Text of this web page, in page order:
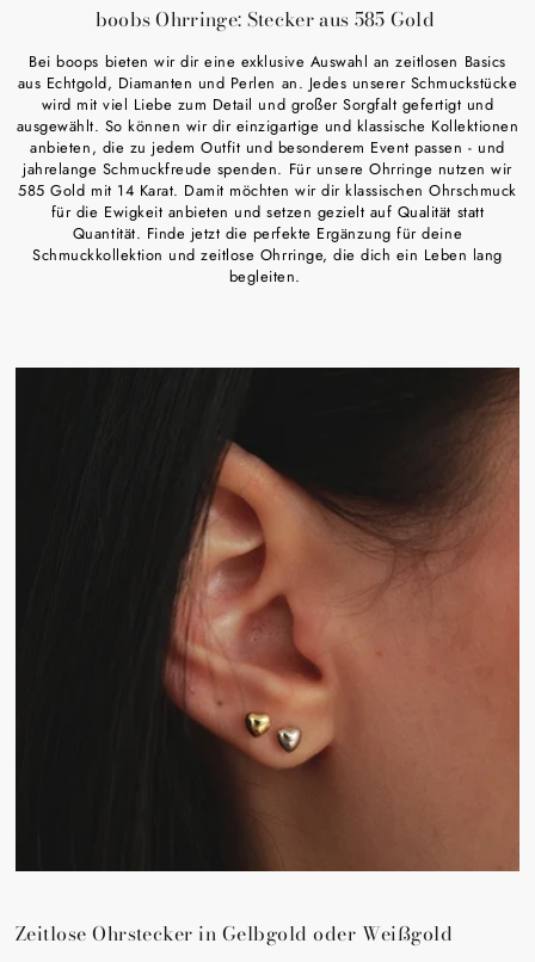
boobs Ohrringe: Stecker aus 585 Gold
Bei boops bieten wir dir eine exklusive Auswahl an zeitlosen Basics
aus Echtgold, Diamanten und Perlen an. Jedes unserer Schmuckstücke
wird mit viel Liebe zum Detail und großer Sorgfalt gefertigt und
ausgewählt. So können wir dir einzigartige und klassische Kollektionen
anbieten, die zu jedem Outfit und besonderem Event passen - und
jahrelange Schmuckfreude spenden. Für unsere Ohrringe nutzen wir
585 Gold mit 14 Karat. Damit möchten wir dir klassischen Ohrschmuck
für die Ewigkeit anbieten und setzen gezielt auf Qualität statt
Quantität. Finde jetzt die perfekte Ergänzung für deine
Schmuckkollektion und zeitlose Ohrringe, die dich ein Leben lang
begleiten.
Zeitlose Ohrstecker in Gelbgold oder Weißgold